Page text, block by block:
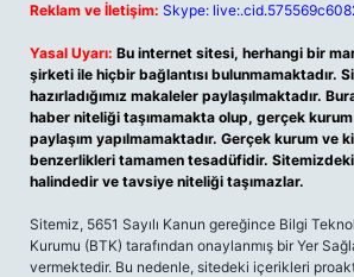
Reklam ve İletişim: Skype:
Yasal Uyarı: Bu internet sitesi, herhangi bir
şirketi ile hiçbir bağlantısı bulunmamaktadır.
hazırladığımız makaleler paylaşılmaktadır.
haber niteliği taşımamakta olup, gerçek
paylaşım yapılmamaktadır. Gerçek kurum ve
benzerlikleri tamamen tesadüfidir.
halindedir ve tavsiye niteliği taşımazlar.
Sitemiz, 5651 Sayılı Kanun gereğince Bilgi
Kurumu (BTK) tarafından onaylanmış bir Yer
vermektedir. Bu nedenle, sitedeki içerikleri